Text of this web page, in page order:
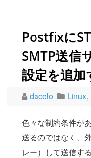
Postfixに
SMTP送信
設定を追加
dacelo Linux,
色々な制約条件が
送るのではなく、
レー）して送信す